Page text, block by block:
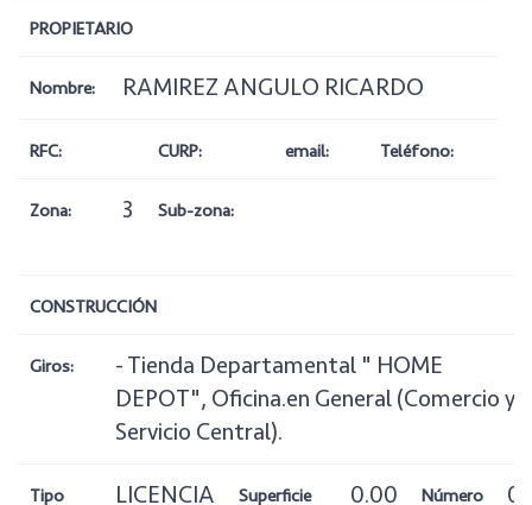
PROPIETARIO
Nombre: RAMIREZ ANGULO RICARDO
RFC: CURP: email: Teléfono:
Zona: 3 Sub-zona:
CONSTRUCCIÓN
Giros:
- Tienda Departamental " HOME
DEPOT", Oficina.en General (Comercio y
Servicio Central).
Tipo
LICENCIA
Superficie
0.00
Número
0